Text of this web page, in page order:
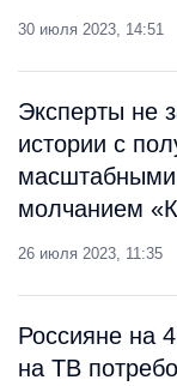
30 июля 2023, 14:51
Эксперты не
истории с
молчанием
26 июля 2023, 11:35
Россияне на
на ТВ